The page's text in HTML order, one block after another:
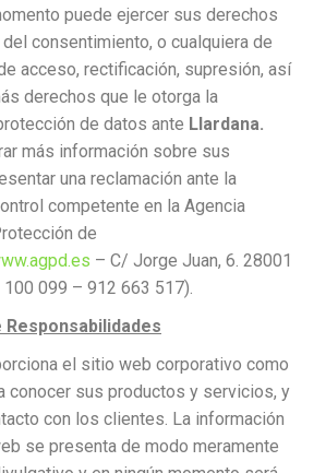
puede ejercer sus derechos
consentimiento, o cualquiera de
acceso, rectificación, supresión, así
derechos que le otorga la
de datos ante Llardana.
más información sobre sus
una reclamación ante la
competente en la Agencia
de
– C/ Jorge Juan, 6. 28001
099 – 912 663 517).
Responsabilidades
el sitio web corporativo como
conocer sus productos y servicios, y
con los clientes. La información
se presenta de modo meramente